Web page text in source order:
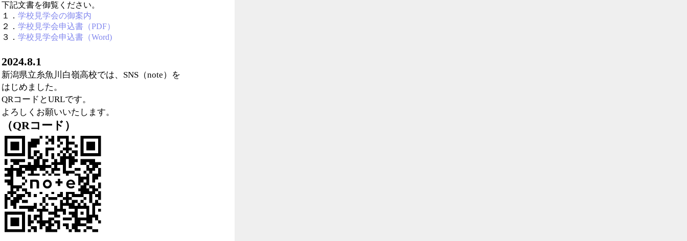
下記文書を御覧ください。
１． 学校見学会の御案内
２． 学校見学会申込書（PDF）
３． 学校見学会申込書（Word)
2024.8.1
新潟県立糸魚川白嶺高校では、SNS（note）を
はじめました。
QRコードとURLです。
よろしくお願いいたします。
（QRコード）